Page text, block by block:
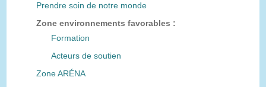
Prendre soin de notre monde
Zone environnements favorables :
Formation
Acteurs de soutien
Zone ARÉNA